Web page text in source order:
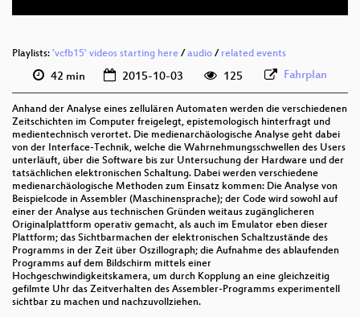
Playlists: 'vcfb15' videos starting here /audio / related events
42 min 2015-10-03 125 Fahrplan
Anhand der Analyse eines zellulären Automaten werden die verschiedenen
Zeitschichten im Computer freigelegt, epistemologisch hinterfragt und
medientechnisch verortet. Die medienarchäologische Analyse geht dabei
von der Interface-Technik, welche die Wahrnehmungsschwellen des Users
unterläuft, über die Software bis zur Untersuchung der Hardware und der
tatsächlichen elektronischen Schaltung. Dabei werden verschiedene
medienarchäologische Methoden zum Einsatz kommen: Die Analyse von
Beispielcode in Assembler (Maschinensprache); der Code wird sowohl auf
einer der Analyse aus technischen Gründen weitaus zugänglicheren
Originalplattform operativ gemacht, als auch im Emulator eben dieser
Plattform; das Sichtbarmachen der elektronischen Schaltzustände des
Programms in der Zeit über Oszillograph; die Aufnahme des ablaufenden
Programms auf dem Bildschirm mittels einer
Hochgeschwindigkeitskamera, um durch Kopplung an eine gleichzeitig
gefilmte Uhr das Zeitverhalten des Assembler-Programms experimentell
sichtbar zu machen und nachzuvollziehen.